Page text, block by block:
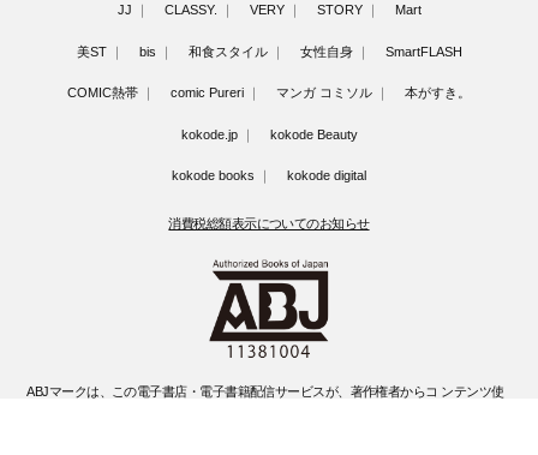
JJ CLASSY. VERY STORY Mart
美ST bis 和食スタイル 女性自身 SmartFLASH
COMIC熱帯 comic Pureri マンガ コミソル 本がすき。
kokode.jp kokode Beauty
kokode books kokode digital
消費税総額表示についてのお知らせ
ABJマークは、この電子書店・電子書籍配信サービスが、著作権者からコ ンテンツ使